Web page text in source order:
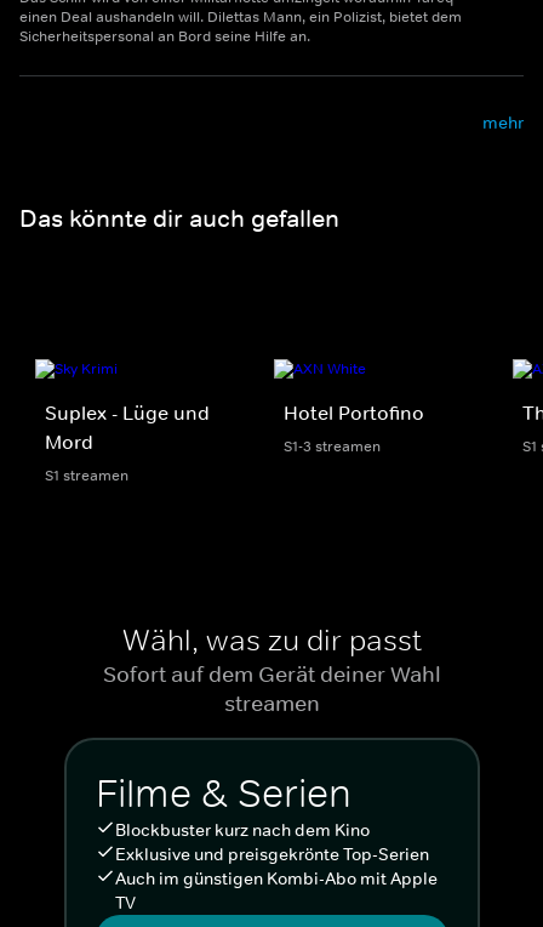
einen Deal aushandeln will. Dilettas Mann, ein Polizist, bietet dem
Sicherheitspersonal an Bord seine Hilfe an.
mehr
Das könnte dir auch gefallen
Suplex - Lüge und
Mord
S1 streamen
Hotel Portofino
S1-3 streamen
Wähl, was zu dir passt
Sofort auf dem Gerät deiner Wahl
streamen
Filme & Serien
Blockbuster kurz nach dem Kino
Exklusive und preisgekrönte Top-Serien
Auch im günstigen Kombi-Abo mit Apple
TV